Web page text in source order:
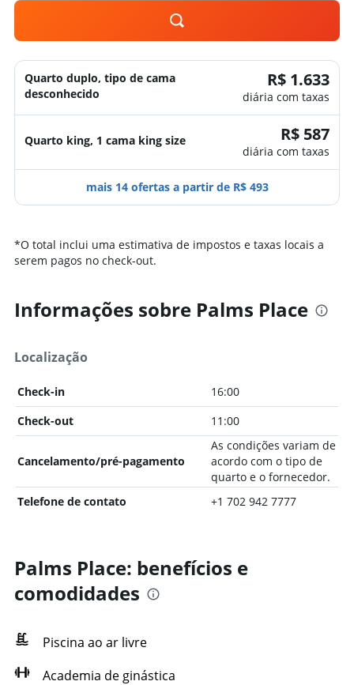
Quarto duplo, tipo de cama
desconhecido
R$ 1.633
diária com taxas
Quarto king, 1 cama king size R$ 587
diária com taxas
mais 14 ofertas a partir de R$ 493
*O total inclui uma estimativa de impostos e taxas locais a
serem pagos no check-out.
Informações sobre Palms Place
Localização
Check-in
16:00
Check-out
11:00
Cancelamento/pré-pagamento
As condições variam de
acordo com o tipo de
quarto e o fornecedor.
Telefone de contato
+1 702 942 7777
Palms Place: benefícios e
comodidades
Piscina ao ar livre
Academia de ginástica